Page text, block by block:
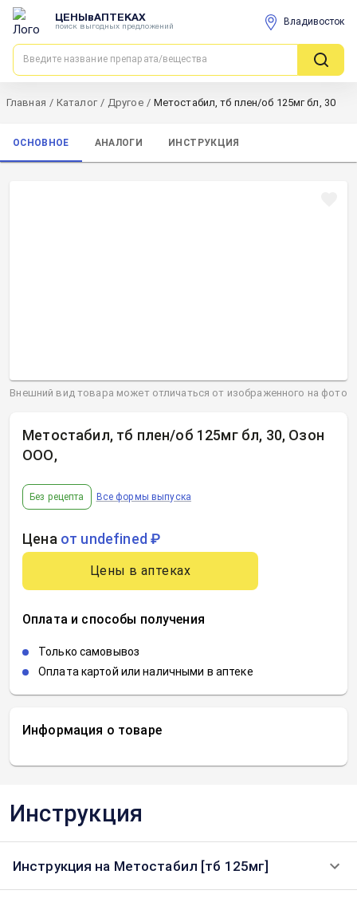
ЦЕНЫвАПТЕКАХ
поиск выгодных предложений Владивосток
Главная / Каталог / Другое / Метостабил, тб плен/об 125мг бл, 30
ОСНОВНОЕ АНАЛОГИ ИНСТРУКЦИЯ
Информация о товаре
Метостабил, тб плен/об 125мг бл, 30, Озон
ООО,
Без рецепта Все формы выпуска
Цена от undefined ₽
Цены в аптеках
Оплата и способы получения
Только самовывоз
Оплата картой или наличными в аптеке
Внешний вид товара может отличаться от изображенного на фото
Инструкция
Инструкция на Метостабил [тб 125мг]